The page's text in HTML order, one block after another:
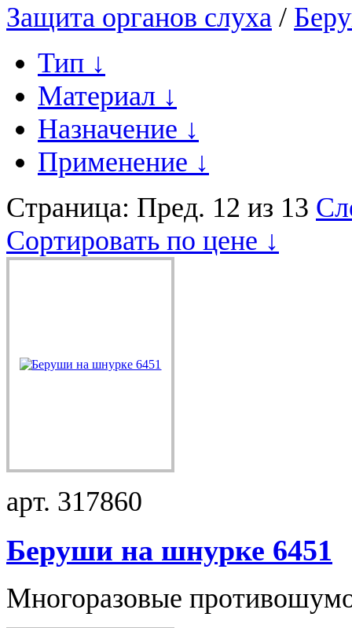
Защита органов слуха /
Тип ↓
Материал ↓
Назначение ↓
Применение ↓
Страница: Пред. 12 из 13
Сортировать по цене ↓
арт. 317860
Беруши на шнурке 6451
Многоразовые